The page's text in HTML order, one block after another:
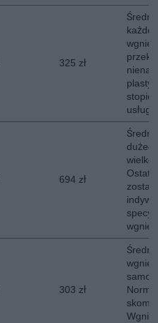
325 zł
Średni
usługi.
694 zł
303 zł
Średni